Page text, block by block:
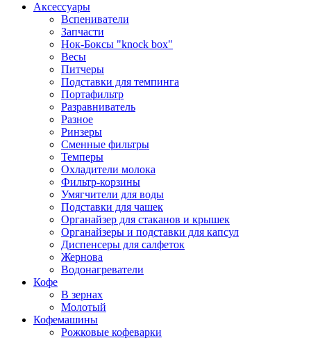
Аксессуары
Вспениватели
Запчасти
Нок-Боксы "knock box"
Весы
Питчеры
Подставки для темпинга
Портафильтр
Разравниватель
Разное
Ринзеры
Сменные фильтры
Темперы
Охладители молока
Фильтр-корзины
Умягчители для воды
Подставки для чашек
Органайзер для стаканов и крышек
Органайзеры и подставки для капсул
Диспенсеры для салфеток
Жернова
Водонагреватели
Кофе
В зернах
Молотый
Кофемашины
Рожковые кофеварки